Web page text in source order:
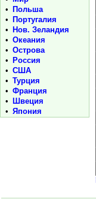
•
Польша
•
Португалия
•
Нов. Зеландия
• Океания
• Острова
•
Россия
• США
• Турция
• Франция
•
Швеция
• Япония